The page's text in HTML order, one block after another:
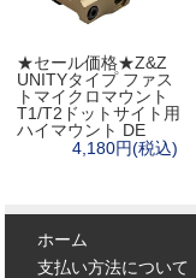
★セール価格★Z&Z
UNITYタイプ ファス
トマイクロマウント
T1/T2ドットサイト用
ハイマウント DE
4,180円(税込)
ホーム
支払い方法について